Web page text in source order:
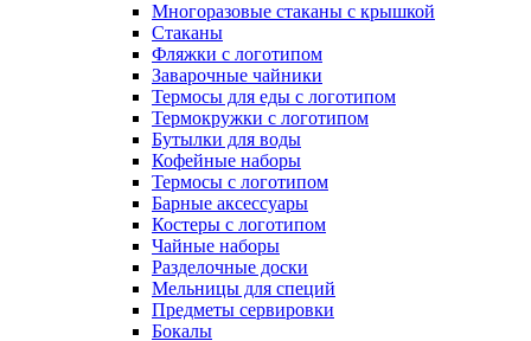
Многоразовые стаканы с крышкой
Стаканы
Фляжки с логотипом
Заварочные чайники
Термосы для еды с логотипом
Термокружки с логотипом
Бутылки для воды
Кофейные наборы
Термосы с логотипом
Барные аксессуары
Костеры с логотипом
Чайные наборы
Разделочные доски
Мельницы для специй
Предметы сервировки
Бокалы